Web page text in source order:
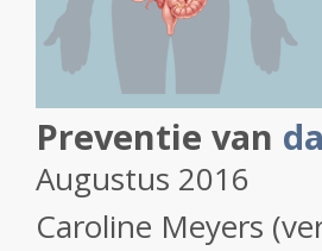
Preventie van
Augustus 2016
Caroline Meyers